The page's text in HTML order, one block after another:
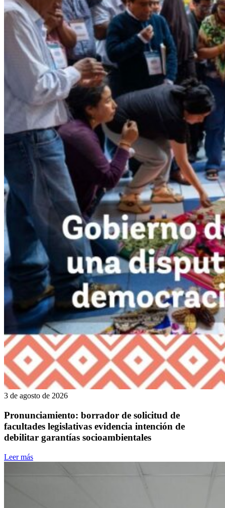
3 de agosto de 2026
Pronunciamiento: borrador de solicitud de
facultades legislativas evidencia intención de
debilitar garantías socioambientales
Leer más